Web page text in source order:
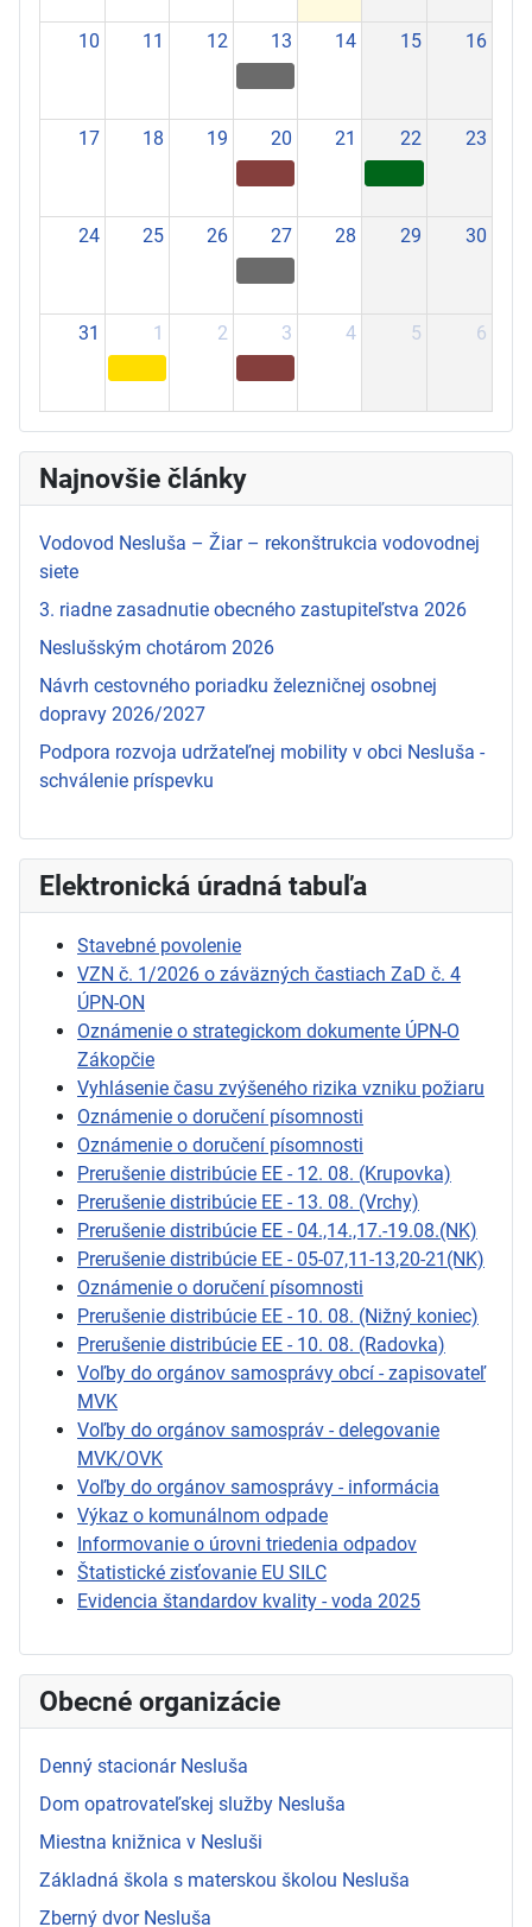
10 11 12 13 14 15 16
17 18 19 20 21 22 23
24 25 26 27 28 29 30
31 1 2 3 4 5 6
Najnovšie články
Vodovod Nesluša – Žiar – rekonštrukcia vodovodnej
siete
3. riadne zasadnutie obecného zastupiteľstva 2026
Neslušským chotárom 2026
Návrh cestovného poriadku železničnej osobnej
dopravy 2026/2027
Podpora rozvoja udržateľnej mobility v obci Nesluša -
schválenie príspevku
Elektronická úradná tabuľa
Stavebné povolenie
VZN č. 1/2026 o záväzných častiach ZaD č. 4
ÚPN-ON
Oznámenie o strategickom dokumente ÚPN-O
Zákopčie
Vyhlásenie času zvýšeného rizika vzniku požiaru
Oznámenie o doručení písomnosti
Oznámenie o doručení písomnosti
Prerušenie distribúcie EE - 12. 08. (Krupovka)
Prerušenie distribúcie EE - 13. 08. (Vrchy)
Prerušenie distribúcie EE - 04.,14.,17.-19.08.(NK)
Prerušenie distribúcie EE - 05-07,11-13,20-21(NK)
Oznámenie o doručení písomnosti
Prerušenie distribúcie EE - 10. 08. (Nižný koniec)
Prerušenie distribúcie EE - 10. 08. (Radovka)
Voľby do orgánov samosprávy obcí - zapisovateľ
MVK
Voľby do orgánov samospráv - delegovanie
MVK/OVK
Voľby do orgánov samosprávy - informácia
Výkaz o komunálnom odpade
Informovanie o úrovni triedenia odpadov
Štatistické zisťovanie EU SILC
Evidencia štandardov kvality - voda 2025
Obecné organizácie
Denný stacionár Nesluša
Dom opatrovateľskej služby Nesluša
Miestna knižnica v Nesluši
Základná škola s materskou školou Nesluša
Zberný dvor Nesluša